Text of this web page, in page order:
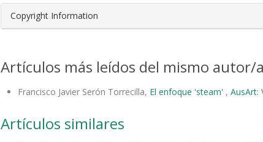
Copyright Information
Artículos más leídos del mismo autor/a
Francisco Javier Serón Torrecilla, El enfoque 'steam' , AusArt:
Artículos similares